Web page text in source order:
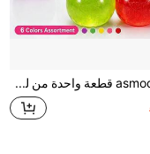
asmodee قطعة واحدة من لعبة الضغط لتخفيف التوتر NeeDoh Schylling على شكل تفاحة، مناسبة للاسترخاء في المكتب/الترفيه المنزلي، بسعر معقول، ممتعة ومثيرة للاهتمام، مناسبة كهدية تخرج، هدية زفاف، لعبة، تعليقة حقيبة، لعبة ناعمة، هدية عيد ميلاد، ديكور الغرفة